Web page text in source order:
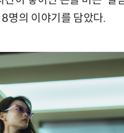
명의 이야기를 담았다.